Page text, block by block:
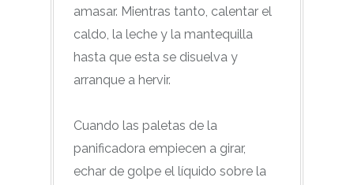
amasar. Mientras tanto, calentar el
caldo, la leche y la mantequilla
hasta que esta se disuelva y
arranque a hervir.
Cuando las paletas de la
panificadora empiecen a girar,
echar de golpe el líquido sobre la